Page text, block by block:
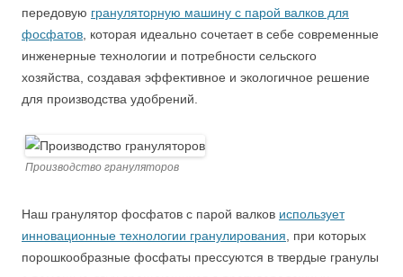
передовую грануляторную машину с парой валков для
фосфатов , которая идеально сочетает в себе современные
инженерные технологии и потребности сельского
хозяйства, создавая эффективное и экологичное решение
для производства удобрений.
Производство грануляторов
Наш гранулятор фосфатов с парой валков использует
инновационные технологии гранулирования , при которых
порошкообразные фосфаты прессуются в твердые гранулы